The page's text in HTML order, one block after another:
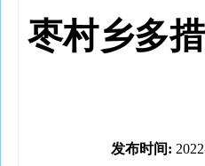
枣村乡多
发布时间: